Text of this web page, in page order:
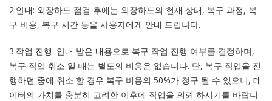
2.안내: 외장하드 점검 후에는 외장하드의 현재 상태, 복구 과정, 복
구 비용, 복구 시간 등을 사용자에게 안내 드립니다.
3.작업 진행: 안내 받은 내용으로 복구 작업 진행 여부를 결정하며,
복구 작업 취소 일 때는 별도의 비용은 없습니다. 단, 복구 작업을 진
행하던 중에 취소 할 경우 복구 비용의 50%가 청구 될 수 있으니, 데
이터의 가치를 충분히 고려한 이후에 작업을 의뢰 하시기를 바랍니